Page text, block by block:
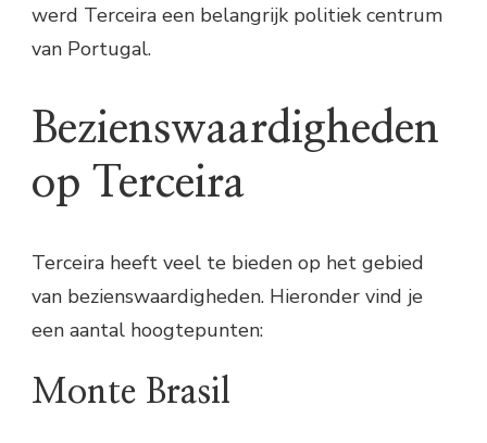
werd Terceira een belangrijk politiek centrum
van Portugal.
Bezienswaardigheden
op Terceira
Terceira heeft veel te bieden op het gebied
van bezienswaardigheden. Hieronder vind je
een aantal hoogtepunten:
Monte Brasil